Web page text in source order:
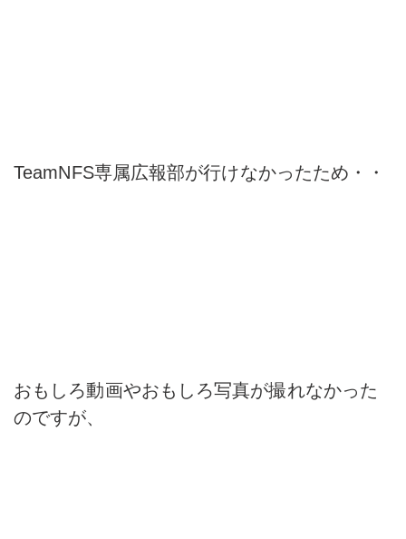
TeamNFS専属広報部が行けなかったため・・
おもしろ動画やおもしろ写真が撮れなかった
のですが、